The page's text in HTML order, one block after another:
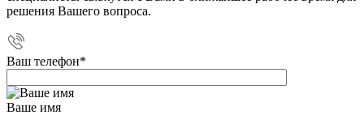
решения Вашего вопроса.
Ваш телефон*
Ваше имя